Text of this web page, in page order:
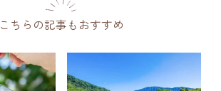
こちらの記事もおすすめ